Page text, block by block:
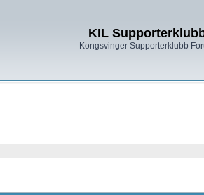
KIL
Kongsvinger Supporterklubb